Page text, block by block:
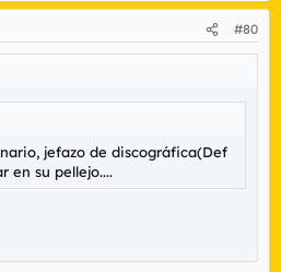
#80
jefazo de discográfica(Def
en su pellejo....